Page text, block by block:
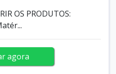
OS PRODUTOS:
agora